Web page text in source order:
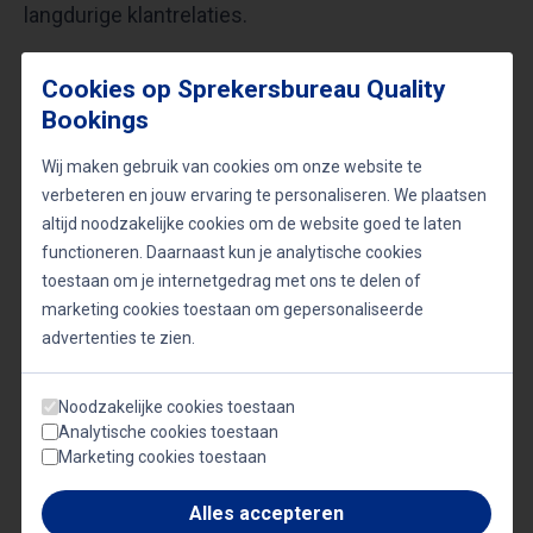
langdurige klantrelaties.
Van inspiratie naar actie
woorden en goed bedoelde intenties. Het vraagt
om meetbare doelen, concrete actieplannen en
voortdurende evaluatie. Organisaties die hierin
vooroplopen, delen hun kennis en moedigen
anderen aan om hetzelfde te doen. Zo ontstaat een
economie die eerlijker, duurzamer en
toekomstbestendiger is.
Cookies op Sprekersbureau Quality
Bookings
Wij maken gebruik van cookies om onze website te
verbeteren en jouw ervaring te personaliseren. We plaatsen
altijd noodzakelijke cookies om de website goed te laten
functioneren. Daarnaast kun je analytische cookies
toestaan om je internetgedrag met ons te delen of
marketing cookies toestaan om gepersonaliseerde
advertenties te zien.
Noodzakelijke cookies toestaan
Analytische cookies toestaan
Marketing cookies toestaan
Alles accepteren